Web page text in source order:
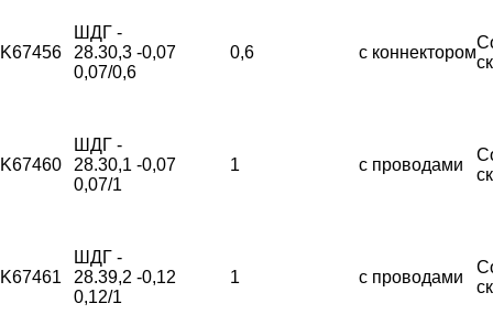
K67456
ШДГ -
28.30,3 -
0,07/0,6
0,07 0,6 с коннектором
K67460
ШДГ -
28.30,1 -
0,07/1
0,07 1 с проводами
K67461
ШДГ -
28.39,2 -
0,12/1
0,12 1 с проводами